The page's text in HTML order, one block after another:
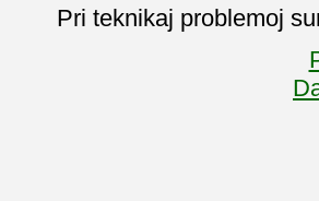
Pri teknikaj problemoj